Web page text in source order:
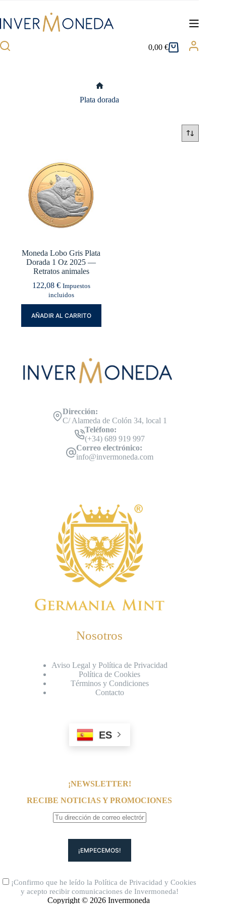
contenido
Carro
0,00€
Plata dorada
Moneda Lobo Gris Plata
Dorada 1 Oz 2025 —
Retratos animales
122,08 € Impuestos
incluidos
AÑADIR AL CARRITO
Dirección:
C/ Alameda de Colón 34, local 1
Teléfono:
(+34) 689 919 997
Correo electrónico:
info@invermoneda.com
Nosotros
Aviso Legal y Política de Privacidad
Política de Cookies
Términos y Condiciones
Contacto
ES
¡NEWSLETTER!
RECIBE NOTICIAS Y PROMOCIONES
¡Confirmo que he leído laPolítica de Privacidad yCookies
y acepto recibir comunicaciones de Invermoneda!
Copyright © 2026 Invermoneda